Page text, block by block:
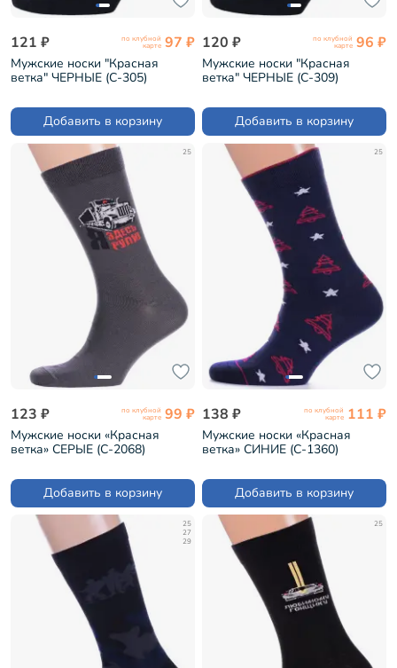
121 ₽ по клубной
карте 97 ₽
Мужские носки "Красная
ветка" ЧЕРНЫЕ (С-305)
Добавить в корзину
120 ₽ по клубной
карте 96 ₽
Мужские носки "Красная
ветка" ЧЕРНЫЕ (С-309)
Добавить в корзину
25
123 ₽ по клубной
карте 99 ₽
Мужские носки «Красная
ветка» СЕРЫЕ (С-2068)
Добавить в корзину
25
138 ₽ по клубной
карте 111 ₽
Мужские носки «Красная
ветка» СИНИЕ (С-1360)
Добавить в корзину
25
27
29
25